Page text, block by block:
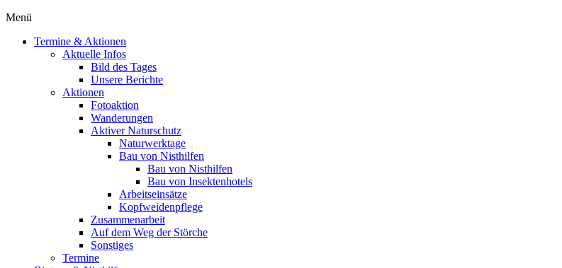
Menü
Termine & Aktionen
Aktuelle Infos
Bild des Tages
Unsere Berichte
Aktionen
Fotoaktion
Wanderungen
Aktiver Naturschutz
Naturwerktage
Bau von Nisthilfen
Bau von Nisthilfen
Bau von Insektenhotels
Arbeitseinsätze
Kopfweidenpflege
Zusammenarbeit
Auf dem Weg der Störche
Sonstiges
Termine